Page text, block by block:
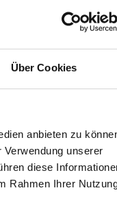
Über Cookies
anbieten zu
unserer
diese
Rahmen Ihrer